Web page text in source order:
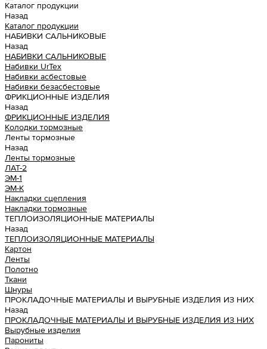
Каталог продукции
Назад
Каталог продукции
НАБИВКИ САЛЬНИКОВЫЕ
Назад
НАБИВКИ САЛЬНИКОВЫЕ
Набивки UrTex
Набивки асбестовые
Набивки безасбестовые
ФРИКЦИОННЫЕ ИЗДЕЛИЯ
Назад
ФРИКЦИОННЫЕ ИЗДЕЛИЯ
Колодки тормозные
Ленты тормозные
Назад
Ленты тормозные
ЛАТ-2
ЭМ-1
ЭМ-К
Накладки сцепления
Накладки тормозные
ТЕПЛОИЗОЛЯЦИОННЫЕ МАТЕРИАЛЫ
Назад
ТЕПЛОИЗОЛЯЦИОННЫЕ МАТЕРИАЛЫ
Картон
Ленты
Полотно
Ткани
Шнуры
ПРОКЛАДОЧНЫЕ МАТЕРИАЛЫ И ВЫРУБНЫЕ ИЗДЕЛИЯ ИЗ НИХ
Назад
ПРОКЛАДОЧНЫЕ МАТЕРИАЛЫ И ВЫРУБНЫЕ ИЗДЕЛИЯ ИЗ НИХ
Вырубные изделия
Парониты